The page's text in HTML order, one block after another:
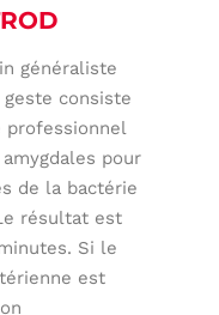
généraliste
consiste
professionnel
pour
de la bactérie
résultat est
Si le
est